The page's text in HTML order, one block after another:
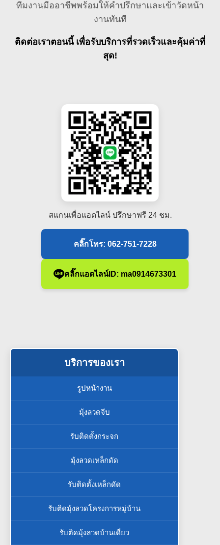
ทีมงานมืออาชีพพร้อมให้คำปรึกษาและเข้าวัดหน้า
งานทันที
ติดต่อเราตอนนี้ เพื่อรับบริการที่รวดเร็วและคุ้มค่าที่
สุด!
สแกนเพื่อแอดไลน์ ปรึกษาฟรี 24 ชม.
คลิ๊กโทร: 062-751-7228
คลิ๊กแอดไลน์ID: ma0914673301
บริการของเรา
รูปหน้างาน
มุ้งลวดจีบ
รับติดตั้งกระจก
มุ้งลวดเหล็กดัด
รับติดตั้งเหล็กดัด
รับติดมุ้งลวดโครงการหมู่บ้าน
รับติดมุ้งลวดบ้านเดี่ยว